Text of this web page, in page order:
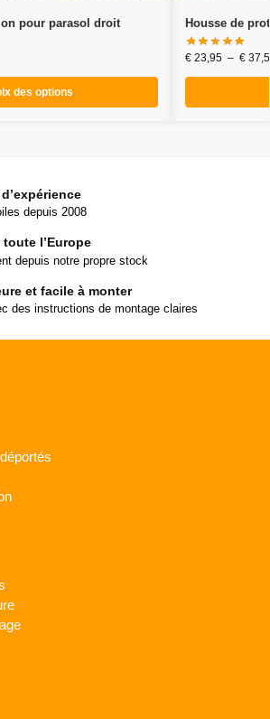
pour parasol droit
des options
Housse de
€23,95 – €
depuis 2008
l’Europe
depuis notre propre stock
et facile à monter
des instructions de montage claires